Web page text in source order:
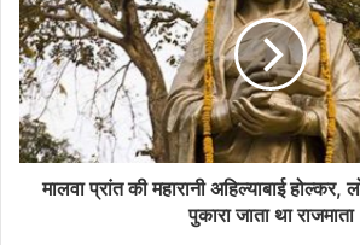
मालवा प्रांत की महारानी अहिल्याबाई होल्कर,
पुकारा जाता था राजमाता